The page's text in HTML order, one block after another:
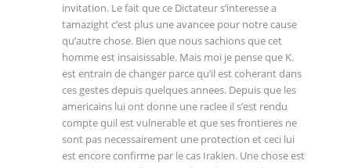
invitation. Le fait que ce Dictateur s’interesse a
tamazight c’est plus une avancee pour notre cause
qu’autre chose. Bien que nous sachions que cet
homme est insaisissable. Mais moi je pense que K.
est entrain de changer parce qu’il est coherant dans
ces gestes depuis quelques annees. Depuis que les
americains lui ont donne une raclee il s’est rendu
compte quil est vulnerable et que ses frontieres ne
sont pas necessairement une protection et ceci lui
est encore confirme par le cas Irakien. Une chose est